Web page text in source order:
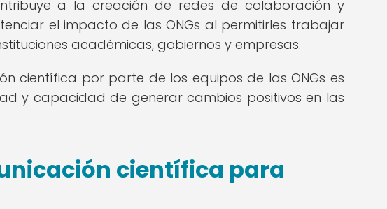
a la creación de redes de colaboración y
el impacto de las ONGs al permitirles trabajar
académicas, gobiernos y empresas.
científica por parte de los equipos de las ONGs es
y capacidad de generar cambios positivos en las
científica para